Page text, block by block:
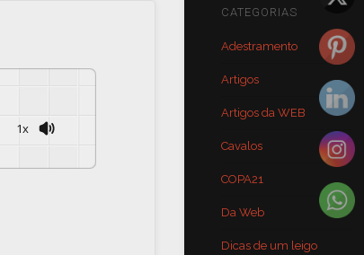
1x
CATEGORIAS
Adestramento
Artigos
Artigos da WEB
Cavalos
COPA21
Da Web
Dicas de um leigo